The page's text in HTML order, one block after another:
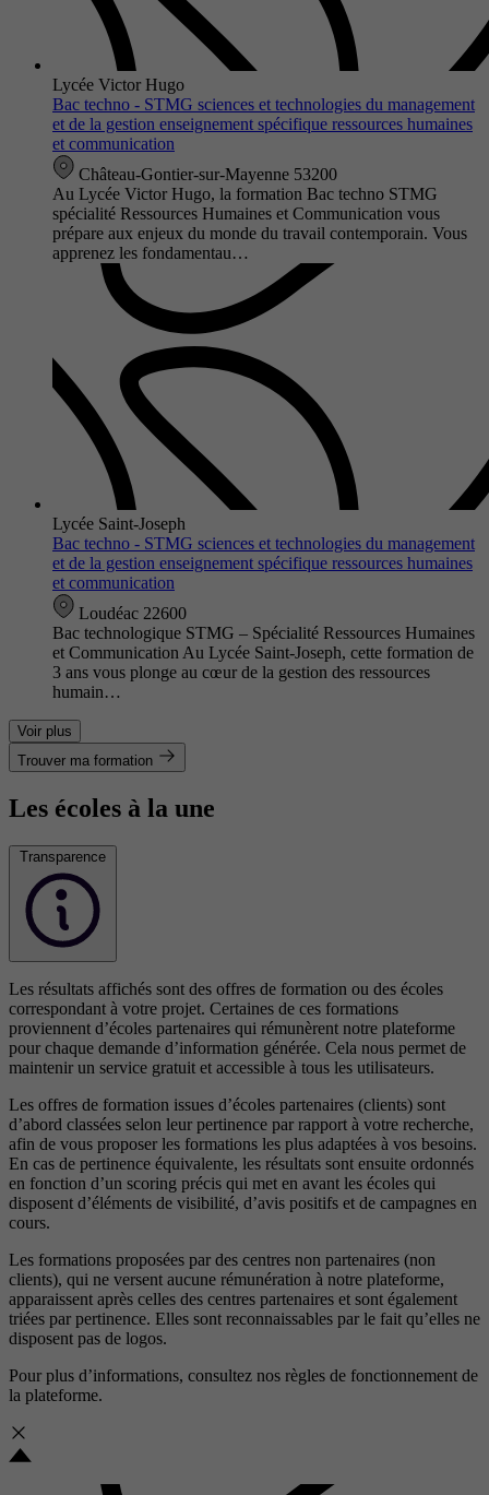
Lycée Victor Hugo
Bac techno - STMG sciences et technologies du management
et de la gestion enseignement spécifique ressources humaines
et communication
Château-Gontier-sur-Mayenne 53200
Au Lycée Victor Hugo, la formation Bac techno STMG
spécialité Ressources Humaines et Communication vous
prépare aux enjeux du monde du travail contemporain. Vous
apprenez les fondamentau…
Lycée Saint-Joseph
Bac techno - STMG sciences et technologies du management
et de la gestion enseignement spécifique ressources humaines
et communication
Loudéac 22600
Bac technologique STMG – Spécialité Ressources Humaines
et Communication Au Lycée Saint-Joseph, cette formation de
3 ans vous plonge au cœur de la gestion des ressources
humain…
Voir plus
Trouver ma formation
Les écoles à la une
Transparence
Les résultats affichés sont des offres de formation ou des écoles
correspondant à votre projet. Certaines de ces formations
proviennent d’écoles partenaires qui rémunèrent notre plateforme
pour chaque demande d’information générée. Cela nous permet de
maintenir un service gratuit et accessible à tous les utilisateurs.
Les offres de formation issues d’écoles partenaires (clients) sont
d’abord classées selon leur pertinence par rapport à votre recherche,
afin de vous proposer les formations les plus adaptées à vos besoins.
En cas de pertinence équivalente, les résultats sont ensuite ordonnés
en fonction d’un scoring précis qui met en avant les écoles qui
disposent d’éléments de visibilité, d’avis positifs et de campagnes en
cours.
Les formations proposées par des centres non partenaires (non
clients), qui ne versent aucune rémunération à notre plateforme,
apparaissent après celles des centres partenaires et sont également
triées par pertinence. Elles sont reconnaissables par le fait qu’elles ne
disposent pas de logos.
Pour plus d’informations, consultez nos règles de fonctionnement de
la plateforme.